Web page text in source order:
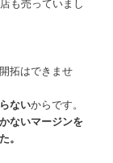
拓はできませ
ないからです。
ないマージンを
。